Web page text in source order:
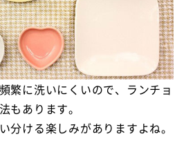
繁に洗いにくいので、ランチョ
もあります。
分ける楽しみがありますよね。